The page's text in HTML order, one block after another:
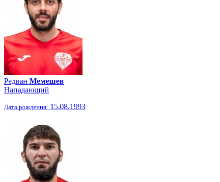
Редван Мемешев
Нападающий
Дата рождения: 15.08.1993